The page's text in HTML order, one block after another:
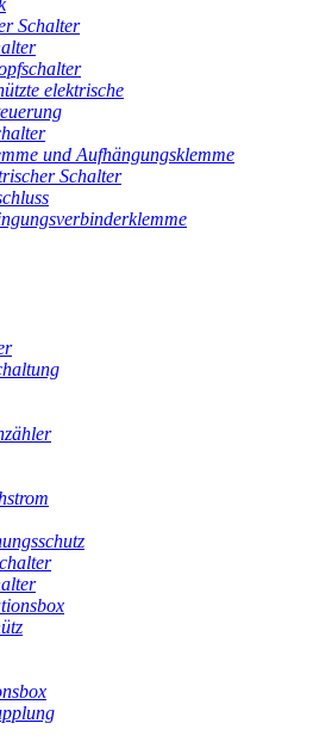
Schalter
elektrische
und Aufhängungsklemme
Schalter